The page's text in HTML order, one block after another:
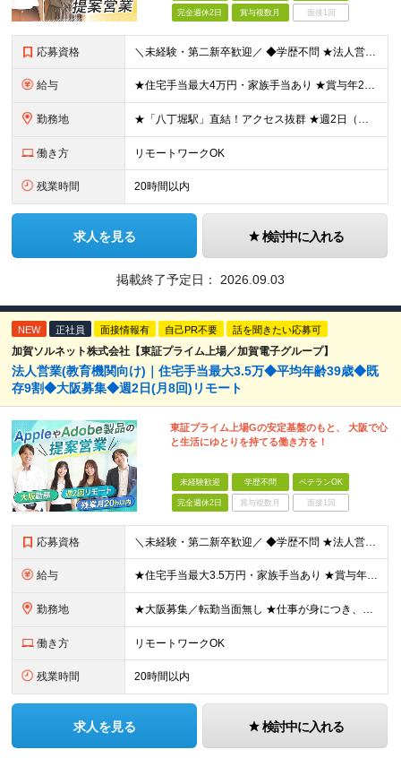
完全週休2日 賞与複数月 面接1回
応募資格 ＼未経験・第二新卒歓迎／ ◆学歴不問 ★法人営業未経験、IT業界未経験の方が多数活躍しています！ 「安定した環境で長く働きたい」 「過度なノルマから解放されたい」 「プライベートの時間も大切にしたい
給与 ★住宅手当最大4万円・家族手当あり ★賞与年2回（業績次第では決算賞与支給あり） 【想定年収400万円～】 ◆月給245,500円～347,200円（一律手当を含む）＋各種手当＋賞与年2回（業績次第
勤務地 ★「八丁堀駅」直結！アクセス抜群 ★週2日（月8日迄）リモート・在宅ワーク可※試用期間終了後 ★直行直帰OK・帰社義務なし 本社：東京都中央区八丁堀3-27-10 八丁堀プラザビル 9F ※担当す
働き方 リモートワークOK
残業時間 20時間以内
求人を見る 検討中に入れる
掲載終了予定日： 2026.09.03
NEW 正社員 面接情報有 自己PR不要 話を聞きたい応募可
加賀ソルネット株式会社【東証プライム上場／加賀電子グループ】
法人営業(教育機関向け)｜住宅手当最大3.5万◆平均年齢39歳◆既
存9割◆大阪募集◆週2日(月8回)リモート
東証プライム上場Gの安定基盤のもと、 大阪で心
と生活にゆとりを持てる働き方を！
未経験歓迎 学歴不問 ベテランOK
完全週休2日 賞与複数月 面接1回
応募資格 ＼未経験・第二新卒歓迎／ ◆学歴不問 ★法人営業未経験、IT業界未経験の方が多数活躍しています！ 「安定した環境で長く働きたい」 「過度なノルマから解放されたい」 「プライベートの時間も大切にしたい
給与 ★住宅手当最大3.5万円・家族手当あり ★賞与年2回（業績次第では決算賞与支給あり） 【想定年収400万円～】 ◆月給245,500円～347,200円（一律手当を含む）＋各種手当＋賞与年2回（業績
勤務地 ★大阪募集／転勤当面無し ★仕事が身につき、任せられるようになったタイミングからテレワーク業務も可能！ ★直行直帰OK・帰社義務なし 大阪営業所：大阪府大阪市中央区南船場2-2-6 加賀ビル5F
働き方 リモートワークOK
残業時間 20時間以内
求人を見る 検討中に入れる